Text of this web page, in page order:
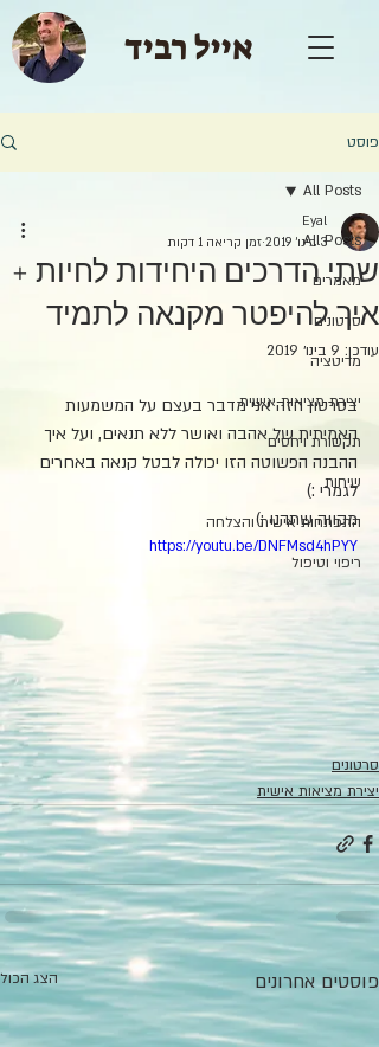
אייל רביד
פוסט
All Posts
מאמרים
סרטונים
מדיטציה
יצירת מציאות אישית
תקשורת ויחסים
שיחות
התפתחות אישית והצלחה
ריפוי וטיפול
All Posts
שתי הדרכים היחידות לחיות +
איך להיפטר מקנאה לתמיד
Eyal
3 בינו׳ 2019
זמן קריאה 1 דקות
עודכן: 9 בינו׳ 2019
בסרטון הזה אני מדבר בעצם על המשמעות
האמיתית של אהבה ואושר ללא תנאים, ועל איך
ההבנה הפשוטה הזו יכולה לבטל קנאה באחרים
לגמרי :)
מקווה שתהנו ;)
https://youtu.be/DNFMsd4hPYY
סרטונים
יצירת מציאות אישית
פוסטים אחרונים הצג הכול